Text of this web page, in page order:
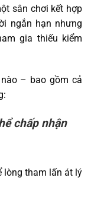
sân chơi kết hợp
ngắn hạn nhưng
gia thiếu kiểm
– bao gồm cả
chấp nhận
lòng tham lấn át lý